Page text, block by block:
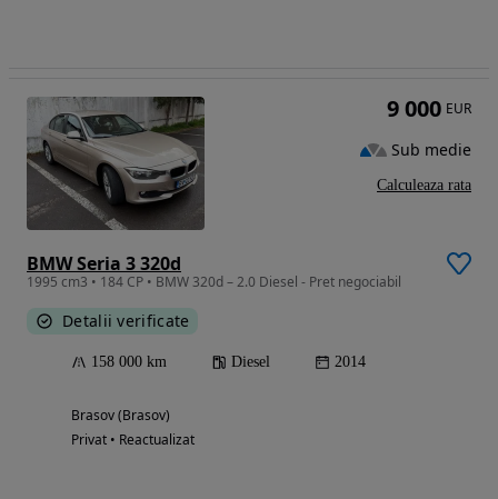
BMW Seria 3 320d
1995 cm3 • 184 CP • BMW 320d – 2.0 Diesel - Pret negociabil
Detalii verificate
158 000 km Diesel 2014
Brasov (Brasov)
Privat • Reactualizat
9 000 EUR
Sub medie
Calculeaza rata